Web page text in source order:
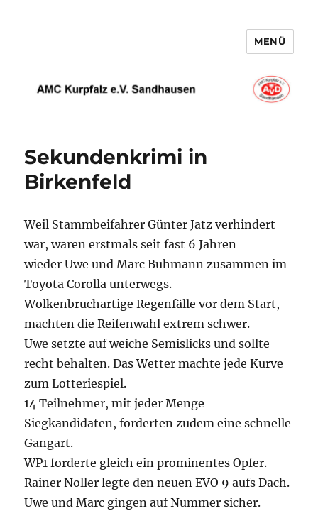
AMC Kurpfalz e.V. Sandhausen
MENÜ
Sekundenkrimi in
Birkenfeld
Weil Stammbeifahrer Günter Jatz verhindert
war, waren erstmals seit fast 6 Jahren
wieder Uwe und Marc Buhmann zusammen im
Toyota Corolla unterwegs.
Wolkenbruchartige Regenfälle vor dem Start,
machten die Reifenwahl extrem schwer.
Uwe setzte auf weiche Semislicks und sollte
recht behalten. Das Wetter machte jede Kurve
zum Lotteriespiel.
14 Teilnehmer, mit jeder Menge
Siegkandidaten, forderten zudem eine schnelle
Gangart.
WP1 forderte gleich ein prominentes Opfer.
Rainer Noller legte den neuen EVO 9 aufs Dach.
Uwe und Marc gingen auf Nummer sicher.